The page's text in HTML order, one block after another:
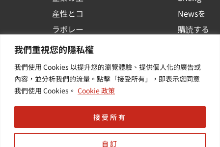
我們重視您的隱私權
我們使用 Cookies 以提升您的瀏覽體驗、提供個人化的廣告或
內容，並分析我們的流量。點擊「接受所有」，即表示您同意
我們使用 Cookies。 Cookie 政策
自訂
接受所有
産性とコ
ラボレー
ション
プラット
フォーム
活用
Newsを
購読する
や業界情
する